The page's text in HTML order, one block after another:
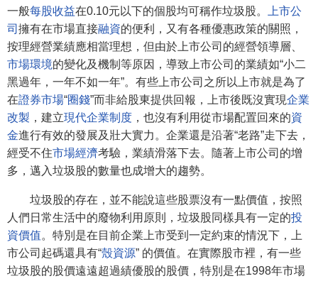
一般每股收益在0.10元以下的個股均可稱作垃圾股。
上市公
司 擁有在市場直接融資的便利，又有各種優惠政策的關照，
按理經營業績應相當理想，但由於上市公司的經營領導層、
市場環境的變化及機制等原因，導致上市公司的業績如“小二
黑過年，一年不如一年”。有些上市公司之所以上市就是為了
在證券市場“圈錢”而非給股東提供回報，上市後既沒實現企業
改製 ，建立現代企業制度 ，也沒有利用從市場配置回來的資
金進行有效的發展及壯大實力。企業還是沿著“老路”走下去，
經受不住市場經濟考驗，業績滑落下去。隨著上市公司的增
多，邁入垃圾股的數量也成增大的趨勢。
垃圾股的存在，並不能說這些股票沒有一點價值，按照
人們日常生活中的廢物利用原則，垃圾股同樣具有一定的投
資價值。特別是在目前企業上市受到一定約束的情況下，上
市公司起碼還具有“殼資源” 的價值。在實際股市裡，有一些
垃圾股的股價遠遠超過績優股的股價，特別是在1998年市場